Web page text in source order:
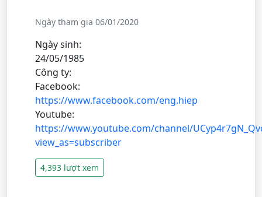
Ngày tham gia 06/01/2020
Ngày sinh:
24/05/1985
Công ty:
Facebook:
https://www.facebook.com/eng.hiep
Youtube:
https://www.youtube.com/channel/
view_as=subscriber
4,393 lượt xem